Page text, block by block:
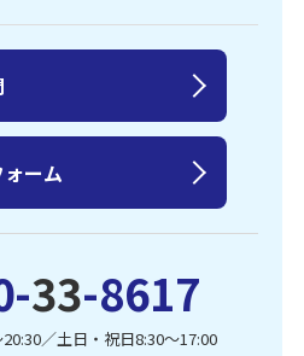
33-8617
／土日・祝日8:30〜17:00
ーム